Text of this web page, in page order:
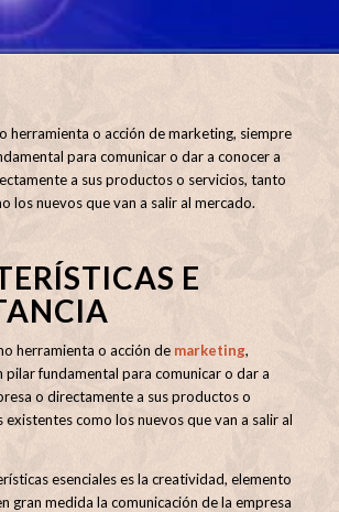
herramienta o acción de marketing, siempre
para comunicar o dar a conocer a
a sus productos o servicios, tanto
los nuevos que van a salir al mercado.
E
herramienta o acción de marketing,
pilar fundamental para comunicar o dar a
o directamente a sus productos o
como los nuevos que van a salir al
esenciales es la creatividad, elemento
gran medida la comunicación de la empresa